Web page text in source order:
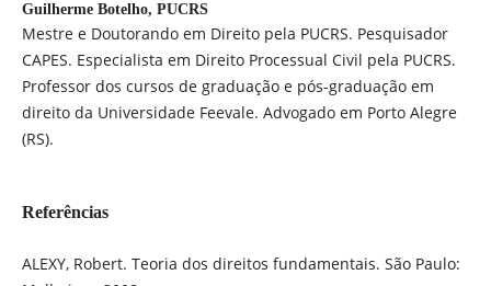
Guilherme Botelho, PUCRS
Mestre e Doutorando em Direito pela PUCRS. Pesquisador
CAPES. Especialista em Direito Processual Civil pela PUCRS.
Professor dos cursos de graduação e pós-graduação em
direito da Universidade Feevale. Advogado em Porto Alegre
(RS).
Referências
ALEXY, Robert. Teoria dos direitos fundamentais. São Paulo: